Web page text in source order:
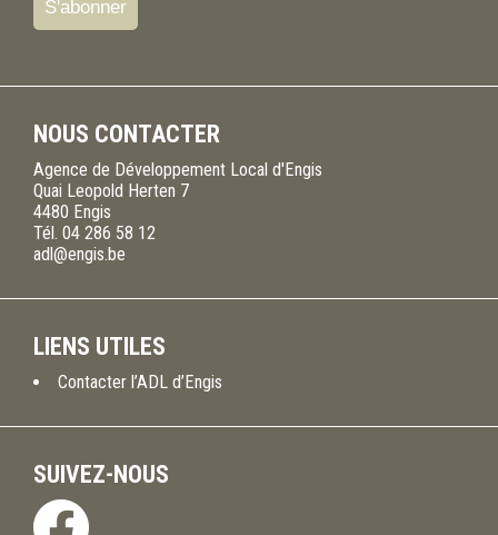
NOUS CONTACTER
Agence de Développement Local d'Engis
Quai Leopold Herten 7
4480 Engis
Tél. 04 286 58 12
adl@engis.be
LIENS UTILES
Contacter l’ADL d’Engis
SUIVEZ-NOUS